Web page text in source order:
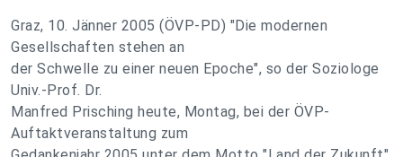
Graz, 10. Jänner 2005 (ÖVP-PD) "Die modernen
Gesellschaften stehen an
der Schwelle zu einer neuen Epoche", so der Soziologe
Univ.-Prof. Dr.
Manfred Prisching heute, Montag, bei der ÖVP-
Auftaktveranstaltung zum